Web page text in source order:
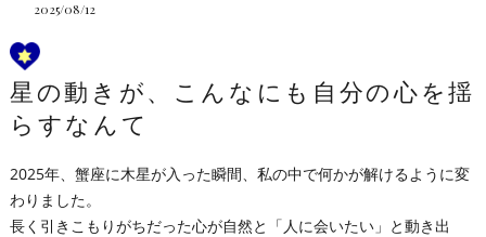
2025/08/12
星の動きが、こんなにも自分の心を揺
らすなんて
2025年、蟹座に木星が入った瞬間、私の中で何かが解けるように変
わりました。
長く引きこもりがちだった心が自然と「人に会いたい」と動き出